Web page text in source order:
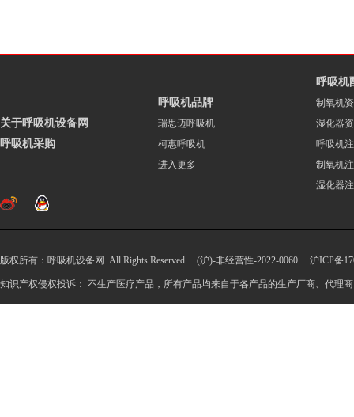
关于呼吸机设备网
呼吸机采购
呼吸机品牌
瑞思迈呼吸机
柯惠呼吸机
进入更多
呼吸机
制氧机
湿化器
呼吸机
制氧机
湿化器
版权所有：呼吸机设备网 All Rights Reserved (沪)-非经营性-2022-0060 沪ICP备
知识产权侵权投诉： 不生产医疗产品，所有产品均来自于各产品的生产厂商、代理